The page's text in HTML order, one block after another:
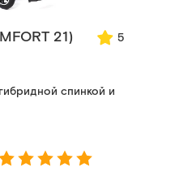
21) 5
спинкой и